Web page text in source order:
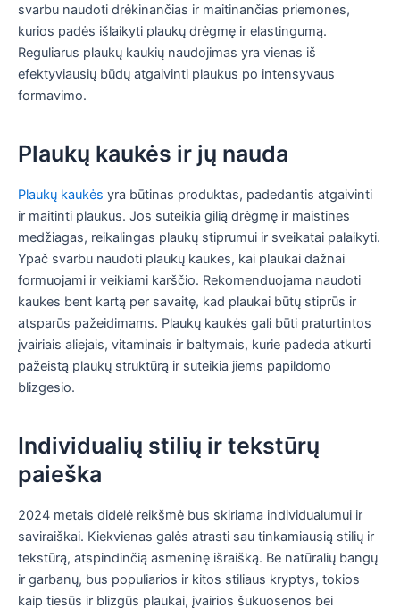
svarbu naudoti drėkinančias ir maitinančias priemones,
kurios padės išlaikyti plaukų drėgmę ir elastingumą.
Reguliarus plaukų kaukių naudojimas yra vienas iš
efektyviausių būdų atgaivinti plaukus po intensyvaus
formavimo.
Plaukų kaukės ir jų nauda
Plaukų kaukės yra būtinas produktas, padedantis atgaivinti
ir maitinti plaukus. Jos suteikia gilią drėgmę ir maistines
medžiagas, reikalingas plaukų stiprumui ir sveikatai palaikyti.
Ypač svarbu naudoti plaukų kaukes, kai plaukai dažnai
formuojami ir veikiami karščio. Rekomenduojama naudoti
kaukes bent kartą per savaitę, kad plaukai būtų stiprūs ir
atsparūs pažeidimams. Plaukų kaukės gali būti praturtintos
įvairiais aliejais, vitaminais ir baltymais, kurie padeda atkurti
pažeistą plaukų struktūrą ir suteikia jiems papildomo
blizgesio.
Individualių stilių ir tekstūrų
paieška
2024 metais didelė reikšmė bus skiriama individualumui ir
saviraiškai. Kiekvienas galės atrasti sau tinkamiausią stilių ir
tekstūrą, atspindinčią asmeninę išraišką. Be natūralių bangų
ir garbanų, bus populiarios ir kitos stiliaus kryptys, tokios
kaip tiesūs ir blizgūs plaukai, įvairios šukuosenos bei